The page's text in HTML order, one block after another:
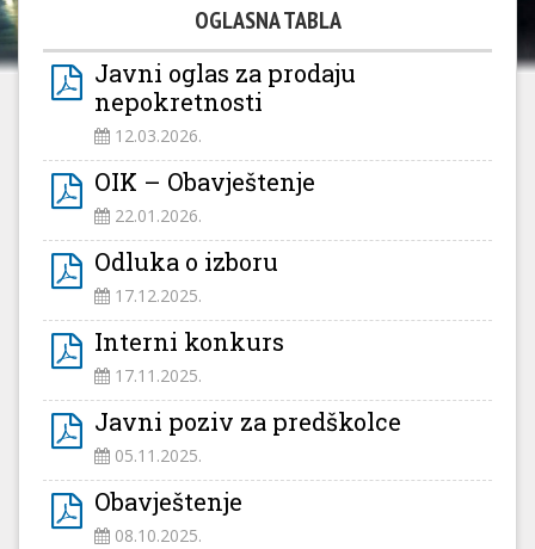
OGLASNA TABLA
Javni oglas za prodaju
nepokretnosti
12.03.2026.
OIK – Obavještenje
22.01.2026.
Odluka o izboru
17.12.2025.
Interni konkurs
17.11.2025.
Javni poziv za predškolce
05.11.2025.
Obavještenje
08.10.2025.